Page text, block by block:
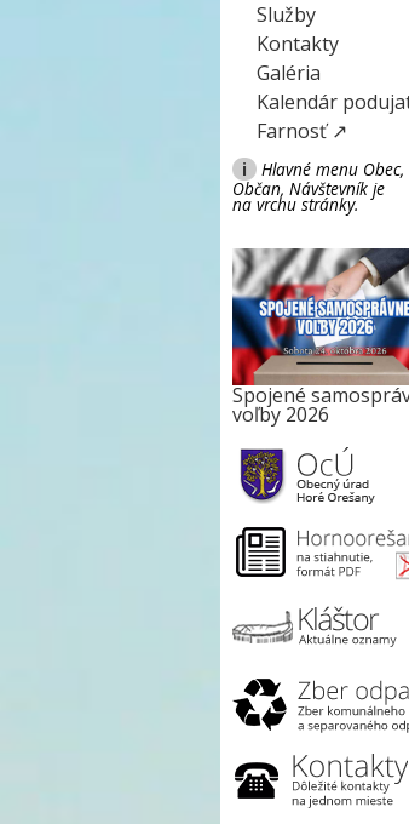
Služby
Kontakty
Galéria
Kalendár
Farnosť ↗
i
Hlavné menu Obec,
Občan, Návštevník je
na vrchu stránky.
Spojené
voľby 2026